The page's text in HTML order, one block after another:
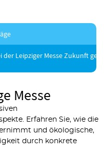
Leipziger Messe Zukunft
Messe
Erfahren Sie, wie die
und ökologische,
durch konkrete